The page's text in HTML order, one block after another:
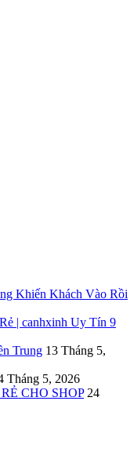
Khiến Khách Vào Rồi
| canhxinh Uy Tín 9
Trung 13 Tháng 5,
Tháng 5, 2026
CHO SHOP 24